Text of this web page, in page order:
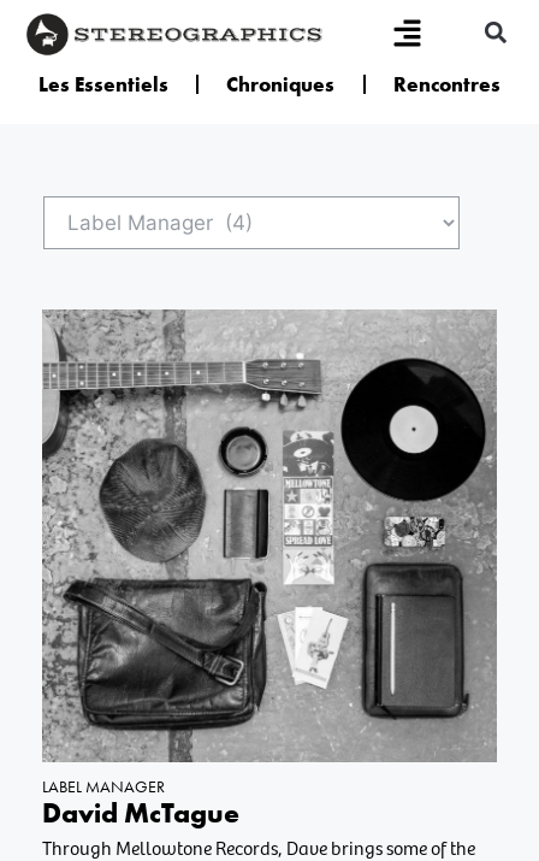
Les Essentiels Chroniques Rencontres
LABEL MANAGER
David McTague
Through Mellowtone Records, Dave brings some of the